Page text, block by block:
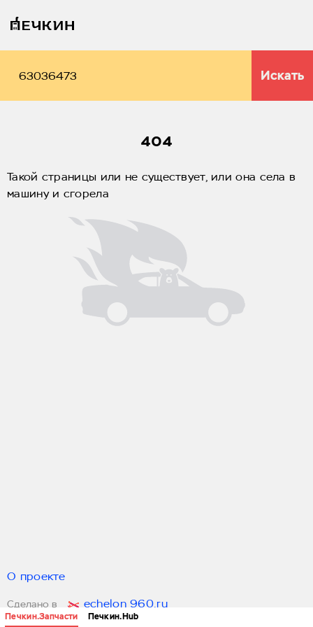
Печкин.Запчасти Печкин.Hub
Искать
404
Такой страницы или не существует, или она села в
машину и сгорела
О проекте
Сделано в echelon 960.ru